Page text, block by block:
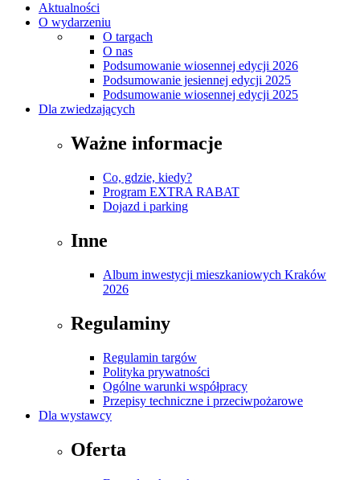
Aktualności
O wydarzeniu
O targach
O nas
Podsumowanie wiosennej edycji 2026
Podsumowanie jesiennej edycji 2025
Podsumowanie wiosennej edycji 2025
Dla zwiedzających
Ważne informacje
Co, gdzie, kiedy?
Program EXTRA RABAT
Dojazd i parking
Inne
Album inwestycji mieszkaniowych Kraków
2026
Regulaminy
Regulamin targów
Polityka prywatności
Ogólne warunki współpracy
Przepisy techniczne i przeciwpożarowe
Dla wystawcy
Oferta